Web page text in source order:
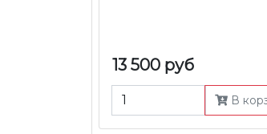
13 500 руб
В